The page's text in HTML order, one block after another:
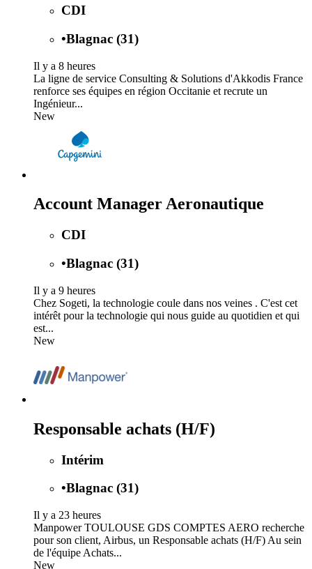
CDI
•Blagnac (31)
Il y a 8 heures
La ligne de service Consulting & Solutions d'Akkodis France
renforce ses équipes en région Occitanie et recrute un
Ingénieur...
New
Account Manager Aeronautique
CDI
•Blagnac (31)
Il y a 9 heures
Chez Sogeti, la technologie coule dans nos veines . C'est cet
intérêt pour la technologie qui nous guide au quotidien et qui
est...
New
Responsable achats (H/F)
Intérim
•Blagnac (31)
Il y a 23 heures
Manpower TOULOUSE GDS COMPTES AERO recherche
pour son client, Airbus, un Responsable achats (H/F) Au sein
de l'équipe Achats...
New